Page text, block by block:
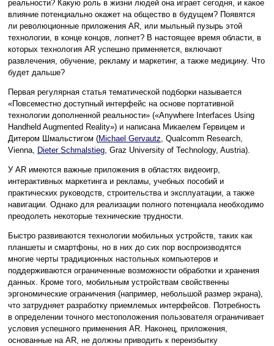
реальности? Какую роль в жизни людей она играет сегодня, и какое
влияние потенциально окажет на общество в будущем? Появятся
ли революционные приложения AR, или мыльный пузырь этой
технологии, в конце концов, лопнет? В настоящее время области, в
которых технология AR успешно применяется, включают
развлечения, обучение, рекламу и маркетинг, а также медицину. Что
будет дальше?
Первая регулярная статья тематической подборки называется
«Повсеместно доступный интерфейс на основе портативной
технологии дополненной реальности» («Anywhere Interfaces Using
Handheld Augmented Reality») и написана Микаелем Гервицем и
Дитером Шмальстигом (Michael Gervautz, Qualcomm Research,
Vienna, Dieter Schmalstieg, Graz University of Technology, Austria).
У AR имеются важные приложения в областях видеоигр,
интерактивных маркетинга и рекламы, учебных пособий и
практических руководств, строительства и эксплуатации, а также
навигации. Однако для реализации полного потенциала необходимо
преодолеть некоторые технические трудности.
Быстро развиваются технологии мобильных устройств, таких как
планшеты и смартфоны, но в них до сих пор воспроизводятся
многие черты традиционных настольных компьютеров и
поддерживаются ограниченные возможности обработки и хранения
данных. Кроме того, мобильным устройствам свойственны
эргономические ограничения (например, небольшой размер экрана),
что затрудняет разработку приемлемых интерфейсов. Потребность
в определении точного местоположения пользователя ограничивает
условия успешного применения AR. Наконец, приложения,
основанные на AR, не должны приводить к переизбытку